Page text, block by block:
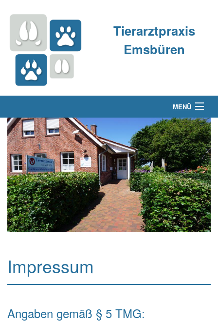
Tierarztpraxis
Emsbüren
MENÜ
Über uns
Kleintierpraxis
Großtierpraxis
Kontakt & Anfahrt
Impressum
Angaben gemäß § 5 TMG: